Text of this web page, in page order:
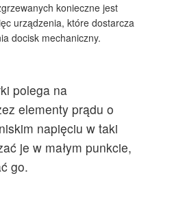
konieczne jest
urządzenia, które dostarcza
docisk mechaniczny.
polega na
elementy prądu o
napięciu w taki
je w małym punkcie,
go.